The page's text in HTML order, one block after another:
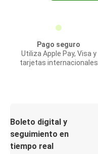
Pago seguro
Utiliza Apple Pay, Visa y
tarjetas internacionales
Boleto digital y
seguimiento en
tiempo real